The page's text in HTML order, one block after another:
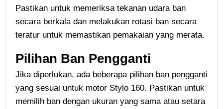
Pastikan untuk memeriksa tekanan udara ban
secara berkala dan melakukan rotasi ban secara
teratur untuk memastikan pemakaian yang merata.
Pilihan Ban Pengganti
Jika diperlukan, ada beberapa pilihan ban pengganti
yang sesuai untuk motor Stylo 160. Pastikan untuk
memilih ban dengan ukuran yang sama atau setara